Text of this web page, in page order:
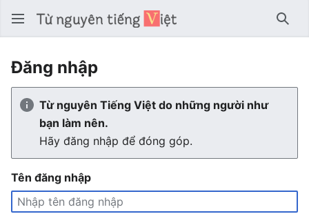
Tìm
Đăng nhập
Từ nguyên Tiếng Việt do những người như
bạn làm nên.
Hãy đăng nhập để đóng góp.
Tên đăng nhập